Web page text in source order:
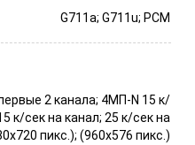
G711a; G711u; PCM
2 канала; 4МП-N 15 к/
к/сек на канал; 25 к/сек на
пикс.); (960х576 пикс.)